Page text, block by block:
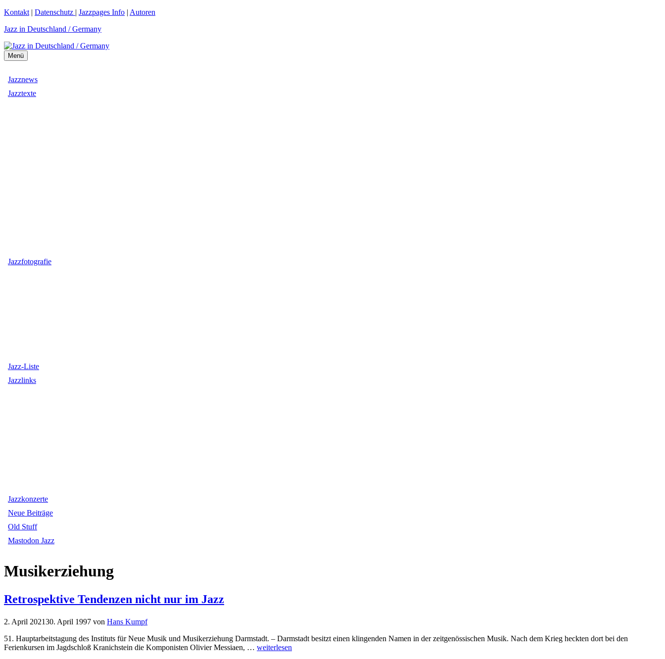
Zum
springen
Kontakt | Datenschutz | Jazzpages Info | Autoren
Jazz in Deutschland / Germany
Menü
Jazznews
Jazztexte
Jazzfotografie
Jazz-Liste
Jazzlinks
Jazzkonzerte
Neue Beiträge
Old Stuff
Mastodon Jazz
Musikerziehung
Retrospektive Tendenzen nicht nur im Jazz
2. April 202130. April 1997 von Hans Kumpf
51. Hauptarbeitstagung des Instituts für Neue Musik und Musikerziehung Darmstadt. – Darmstadt besitzt einen klingenden Namen in der zeitgenössischen Musik. Nach dem Krieg heckten dort bei den
Ferienkursen im Jagdschloß Kranichstein die Komponisten Olivier Messiaen, … weiterlesen